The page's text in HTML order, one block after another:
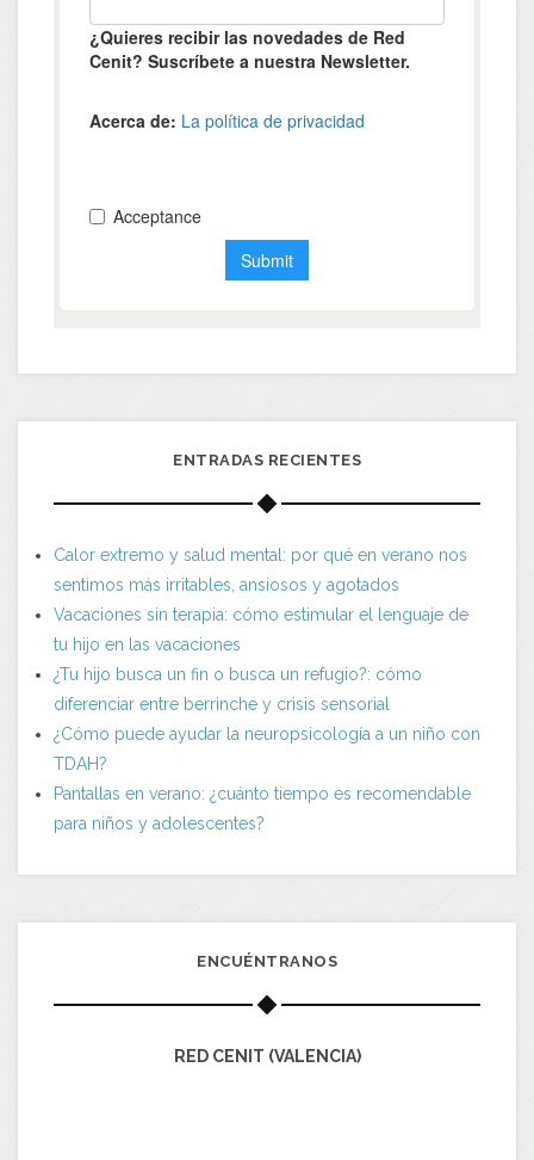
ENTRADAS RECIENTES
Calor extremo y salud mental: por qué en verano nos
sentimos más irritables, ansiosos y agotados
Vacaciones sin terapia: cómo estimular el lenguaje de
tu hijo en las vacaciones
¿Tu hijo busca un fin o busca un refugio?: cómo
diferenciar entre berrinche y crisis sensorial
¿Cómo puede ayudar la neuropsicología a un niño con
TDAH?
Pantallas en verano: ¿cuánto tiempo es recomendable
para niños y adolescentes?
ENCUÉNTRANOS
RED CENIT (VALENCIA)